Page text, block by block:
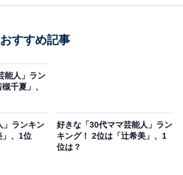
すすめ記事
能人」ラン
千夏」、
」ランキン
」、1位
好きな「30代ママ芸能人」ラン
キング！ 2位は「辻希美」、1
位は？